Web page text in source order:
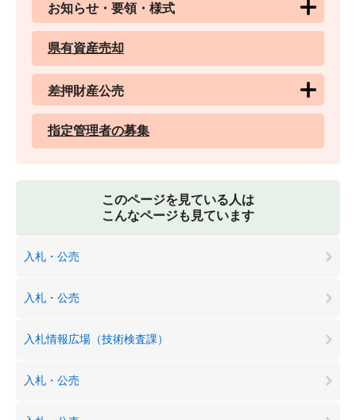
お知らせ・要領・様式
県有資産売却
差押財産公売
指定管理者の募集
このページを見ている人は
こんなページも見ています
入札・公売
入札・公売
入札情報広場（技術検査課）
入札・公売